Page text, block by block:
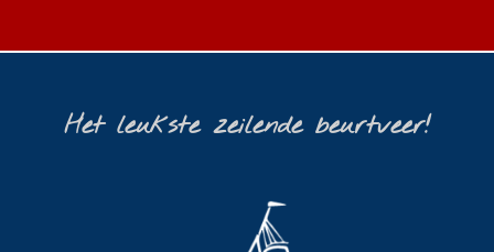
Het leukste zeilende beurtveer!